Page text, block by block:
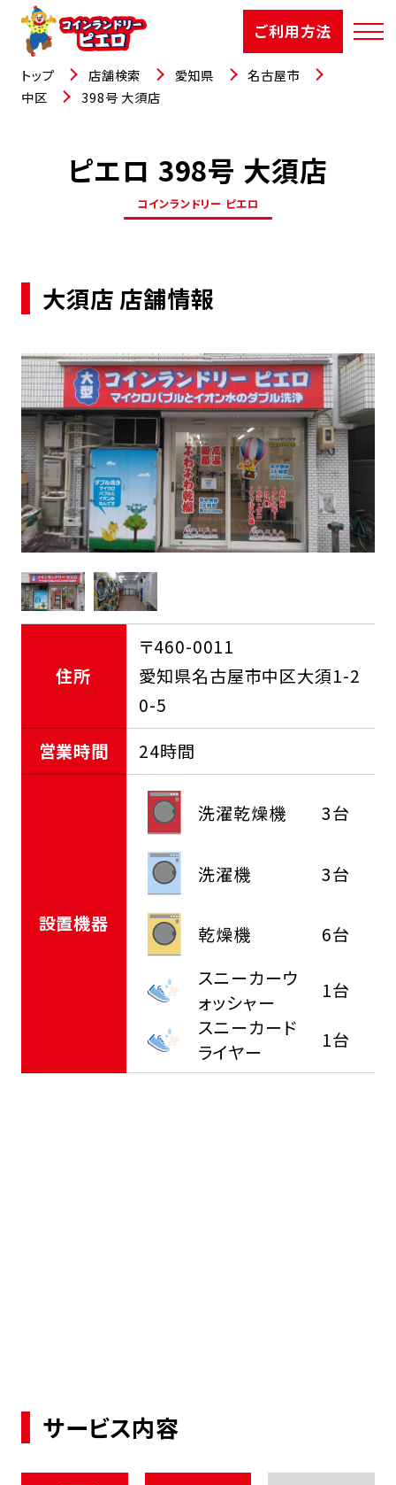
ご利用方法
店舗検索
選ばれる理由
お知らせ
お役立コラム
よくあるご質問
FCオーナー募集中
トップ 店舗検索 愛知県
名古屋市
中区
398号 大須店
ピエロ 398号 大須店
コインランドリー ピエロ
大須店 店舗情報
住所
〒460-0011
愛知県名古屋市中区大須1-2
0-5
営業時間
24時間
設置機器
洗濯乾燥機 3台
洗濯機 3台
乾燥機
6台
スニーカーウ
ォッシャー
1台
スニーカード
ライヤー
1台
サービス内容